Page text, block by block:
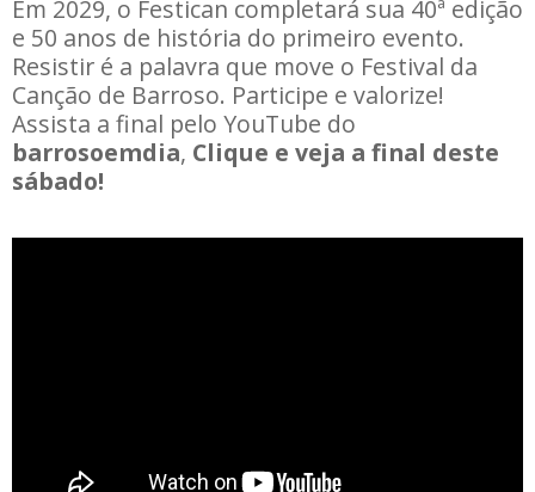
Em 2029, o Festican completará sua 40ª edição
e 50 anos de história do primeiro evento.
Resistir é a palavra que move o Festival da
Canção de Barroso. Participe e valorize!
Assista a final pelo YouTube do
barrosoemdia, Clique e veja a final deste
sábado!